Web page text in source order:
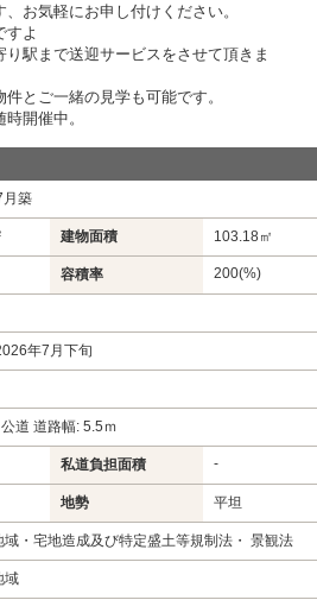
お気軽にお申し付けください。
よ
駅まで送迎サービスをさせて頂きま
とご一緒の見学も可能です。
開催中。
築
建物面積 103.18㎡
容積率 200(%)
年7月下旬
道 道路幅: 5.5ｍ
私道負担面積 -
地勢 平坦
域・宅地造成及び特定盛土等規制法・ 景観法
域